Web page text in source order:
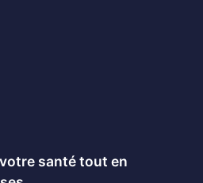
santé tout en